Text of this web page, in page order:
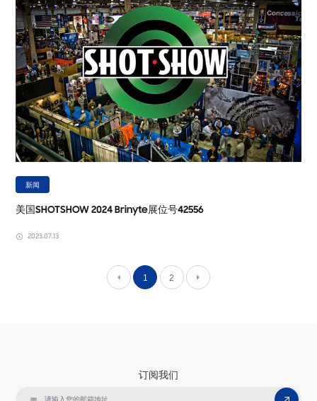
新闻
美国SHOTSHOW 2024 Brinyte展位号42556
2023.07.13
1 2
订阅我们